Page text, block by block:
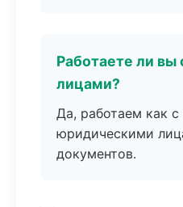
Работаете ли
лицами?
Да, работаем как
юридическими
документов.